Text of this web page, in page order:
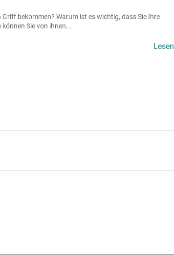
Griff bekommen? Warum ist es wichtig, dass Sie Ihre
Sie von ihnen...
Lesen